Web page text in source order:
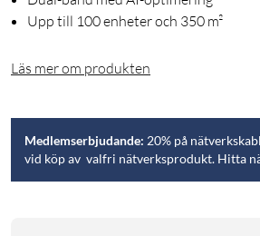
Upp till 100 enheter och 350 m²
Läs mer om produkten
Medlemserbjudande: 20% på
vid köp av valfri nätverksprodukt. Hitta